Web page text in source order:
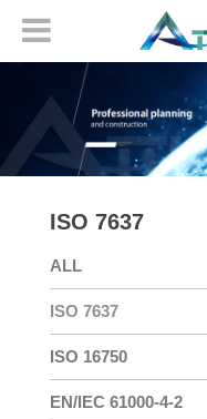
ISO 7637
ALL
ISO 7637
ISO 16750
EN/IEC 61000-4-2